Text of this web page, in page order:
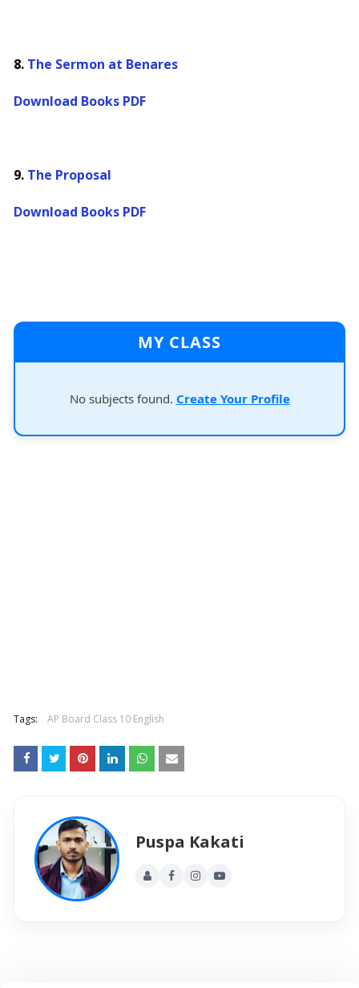
8. The Sermon at Benares
Download Books PDF
9. The Proposal
Download Books PDF
MY CLASS
No subjects found. Create Your Profile
Tags: AP Board Class 10 English
Puspa Kakati